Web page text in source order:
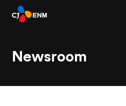
Newsroom